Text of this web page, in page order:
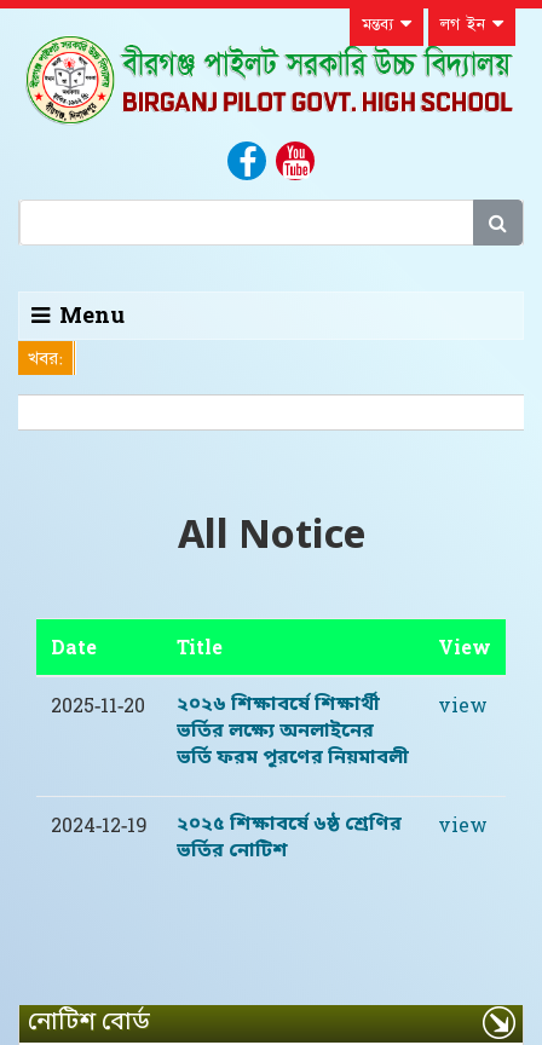
মন্তব্য লগ ইন
Menu
খবর:
All Notice
Date Title View
2025-11-20
২০২৬ শিক্ষাবর্ষে শিক্ষার্থী
ভর্তির লক্ষ্যে অনলাইনের
ভর্তি ফরম পূরণের নিয়মাবলী
view
2024-12-19
২০২৫ শিক্ষাবর্ষে ৬ষ্ঠ শ্রেণির
ভর্তির নোটিশ
view
নোটিশ বোর্ড